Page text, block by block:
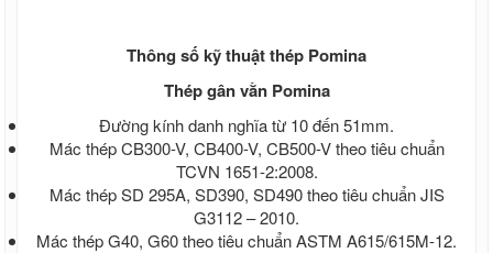
Thông số kỹ thuật thép Pomina
Thép gân vằn Pomina
Đường kính danh nghĩa từ 10 đến 51mm.
Mác thép CB300-V, CB400-V, CB500-V theo tiêu chuẩn
TCVN 1651-2:2008.
Mác thép SD 295A, SD390, SD490 theo tiêu chuẩn JIS
G3112 – 2010.
Mác thép G40, G60 theo tiêu chuẩn ASTM A615/615M-12.